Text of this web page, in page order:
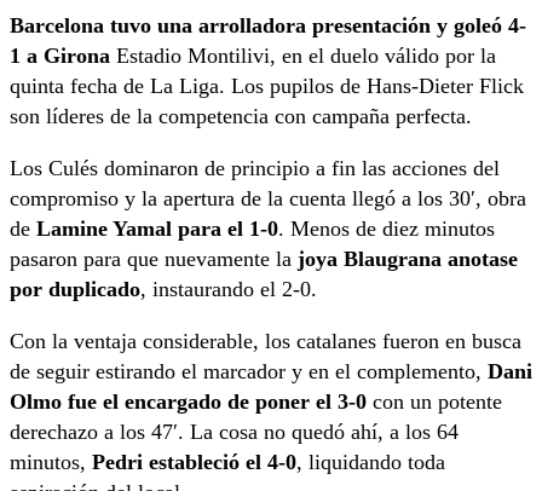
Barcelona tuvo una arrolladora presentación y goleó 4-
1 a Girona Estadio Montilivi, en el duelo válido por la
quinta fecha de La Liga. Los pupilos de Hans-Dieter Flick
son líderes de la competencia con campaña perfecta.
Los Culés dominaron de principio a fin las acciones del
compromiso y la apertura de la cuenta llegó a los 30′, obra
de Lamine Yamal para el 1-0. Menos de diez minutos
pasaron para que nuevamente la joya Blaugrana anotase
por duplicado, instaurando el 2-0.
Con la ventaja considerable, los catalanes fueron en busca
de seguir estirando el marcador y en el complemento, Dani
Olmo fue el encargado de poner el 3-0 con un potente
derechazo a los 47′. La cosa no quedó ahí, a los 64
minutos, Pedri estableció el 4-0, liquidando toda